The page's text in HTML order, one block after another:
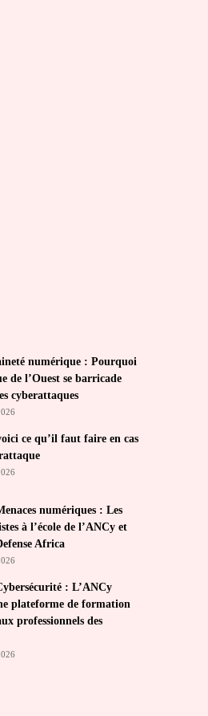
numérique : Pourquoi
de l’Ouest se barricade
cyberattaques
ce qu’il faut faire en cas
numériques : Les
à l’école de l’ANCy et
Africa
: L’ANCy
plateforme de formation
professionnels des